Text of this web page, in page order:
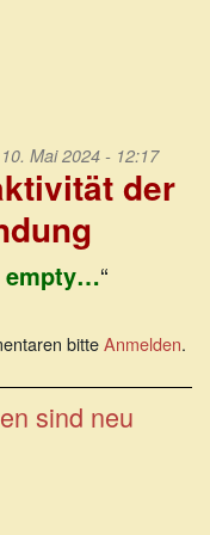
Mai 2024 - 12:17
der
empty…“
bitteAnmelden.
sind neu